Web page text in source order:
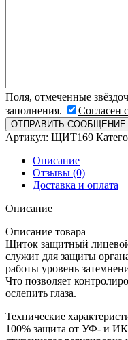
Поля, отмеченные
заполнения.
Согласен
Артикул: ЩИТ169
Описание
Отзывы (0)
Доставка и оплата
Описание
Описание товара
Щиток защитный
служит для защиты
работы уровень
Что позволяет
ослепить глаза.
Технические
100% защита от УФ- и